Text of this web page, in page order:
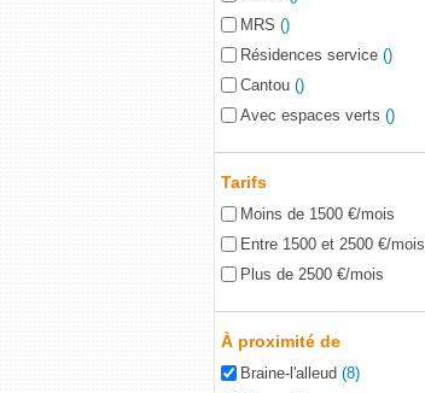
MRS ()
Résidences service ()
Cantou ()
Avec espaces verts ()
Tarifs
Moins de 1500 €/mois
Entre 1500 et 2500 €/mois
Plus de 2500 €/mois
À proximité de
Braine-l'alleud (8)